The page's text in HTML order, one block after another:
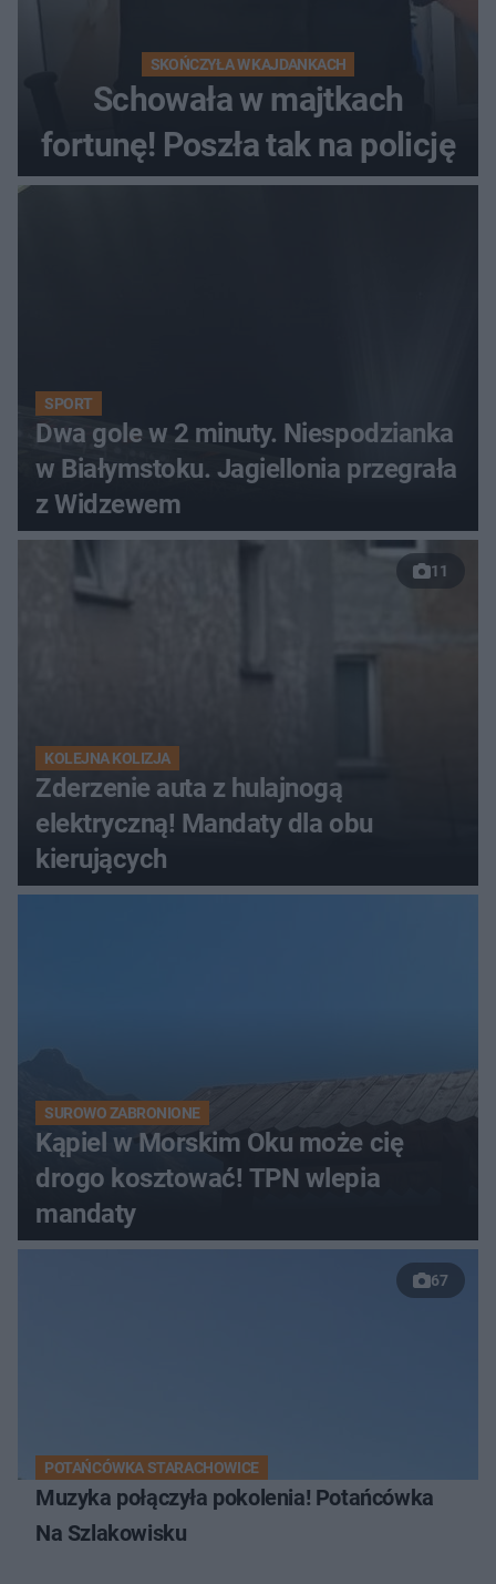
SKOŃCZYŁA W KAJDANKACH
Schowała w majtkach
fortunę! Poszła tak na policję
SPORT
Dwa gole w 2 minuty. Niespodzianka
w Białymstoku. Jagiellonia przegrała
z Widzewem
11
KOLEJNA KOLIZJA
Zderzenie auta z hulajnogą
elektryczną! Mandaty dla obu
kierujących
SUROWO ZABRONIONE
Kąpiel w Morskim Oku może cię
drogo kosztować! TPN wlepia
mandaty
67
POTAŃCÓWKA STARACHOWICE
Muzyka połączyła pokolenia! Potańcówka
Na Szlakowisku